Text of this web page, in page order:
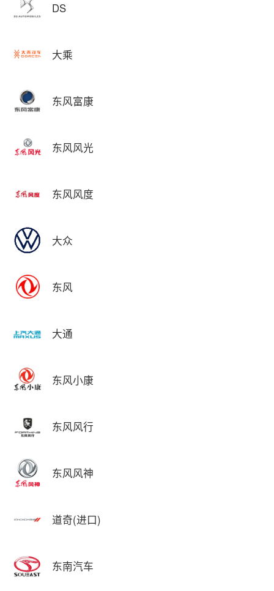
DS
大乘
东风富康
东风风光
东风风度
大众
东风
大通
东风小康
东风风行
东风风神
道奇(进口)
东南汽车